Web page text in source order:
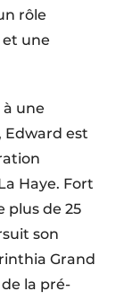
rôle
une
une
Edward est
Haye. Fort
plus de 25
son
Grand
la pré-